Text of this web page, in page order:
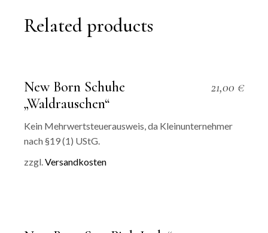
Related products
New Born Schuhe
„Waldrauschen“
21,00 €
Kein Mehrwertsteuerausweis, da Kleinunternehmer
nach §19 (1) UStG.
zzgl.Versandkosten